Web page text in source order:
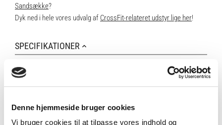
Denne hjemmeside bruger cookies
Vi bruger cookies til at tilpasse vores indhold og
Sandsække?
Dyk ned i hele vores udvalg af CrossFit-relateret udstyr lige her!
SPECIFIKATIONER